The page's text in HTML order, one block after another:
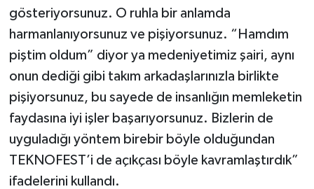
gösteriyorsunuz. O ruhla bir anlamda
harmanlanıyorsunuz ve pişiyorsunuz. “Hamdım
piştim oldum” diyor ya medeniyetimiz şairi, aynı
onun dediği gibi takım arkadaşlarınızla birlikte
pişiyorsunuz, bu sayede de insanlığın memleketin
faydasına iyi işler başarıyorsunuz. Bizlerin de
uyguladığı yöntem birebir böyle olduğundan
TEKNOFEST’i de açıkçası böyle kavramlaştırdık”
ifadelerini kullandı.